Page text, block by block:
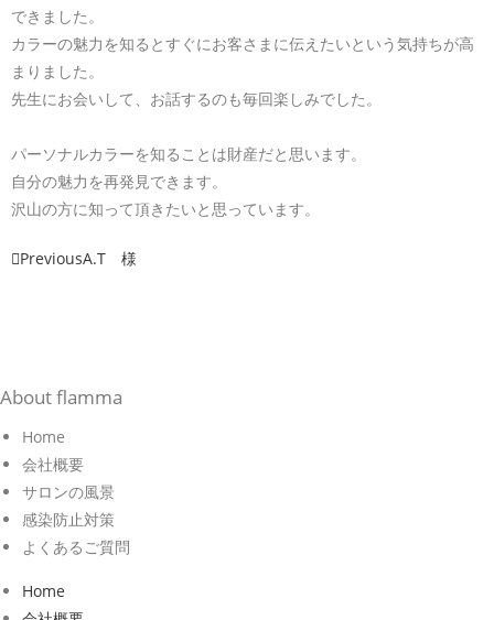
できました。
カラーの魅力を知るとすぐにお客さまに伝えたいという気持ちが高
まりました。
先生にお会いして、お話するのも毎回楽しみでした。
パーソナルカラーを知ることは財産だと思います。
自分の魅力を再発見できます。
沢山の方に知って頂きたいと思っています。
PreviousA.T 様
About flamma
Home
会社概要
サロンの風景
感染防止対策
よくあるご質問
Home